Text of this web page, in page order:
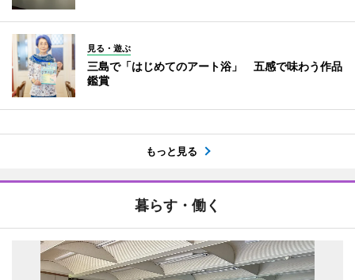
見る・遊ぶ
三島で「はじめてのアート浴」 五感で味わう作品
鑑賞
もっと見る
暮らす・働く